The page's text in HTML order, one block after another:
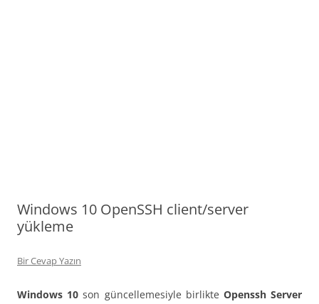
Windows 10 OpenSSH client/server
yükleme
Bir Cevap Yazın
Windows 10 son güncellemesiyle birlikte Openssh Server